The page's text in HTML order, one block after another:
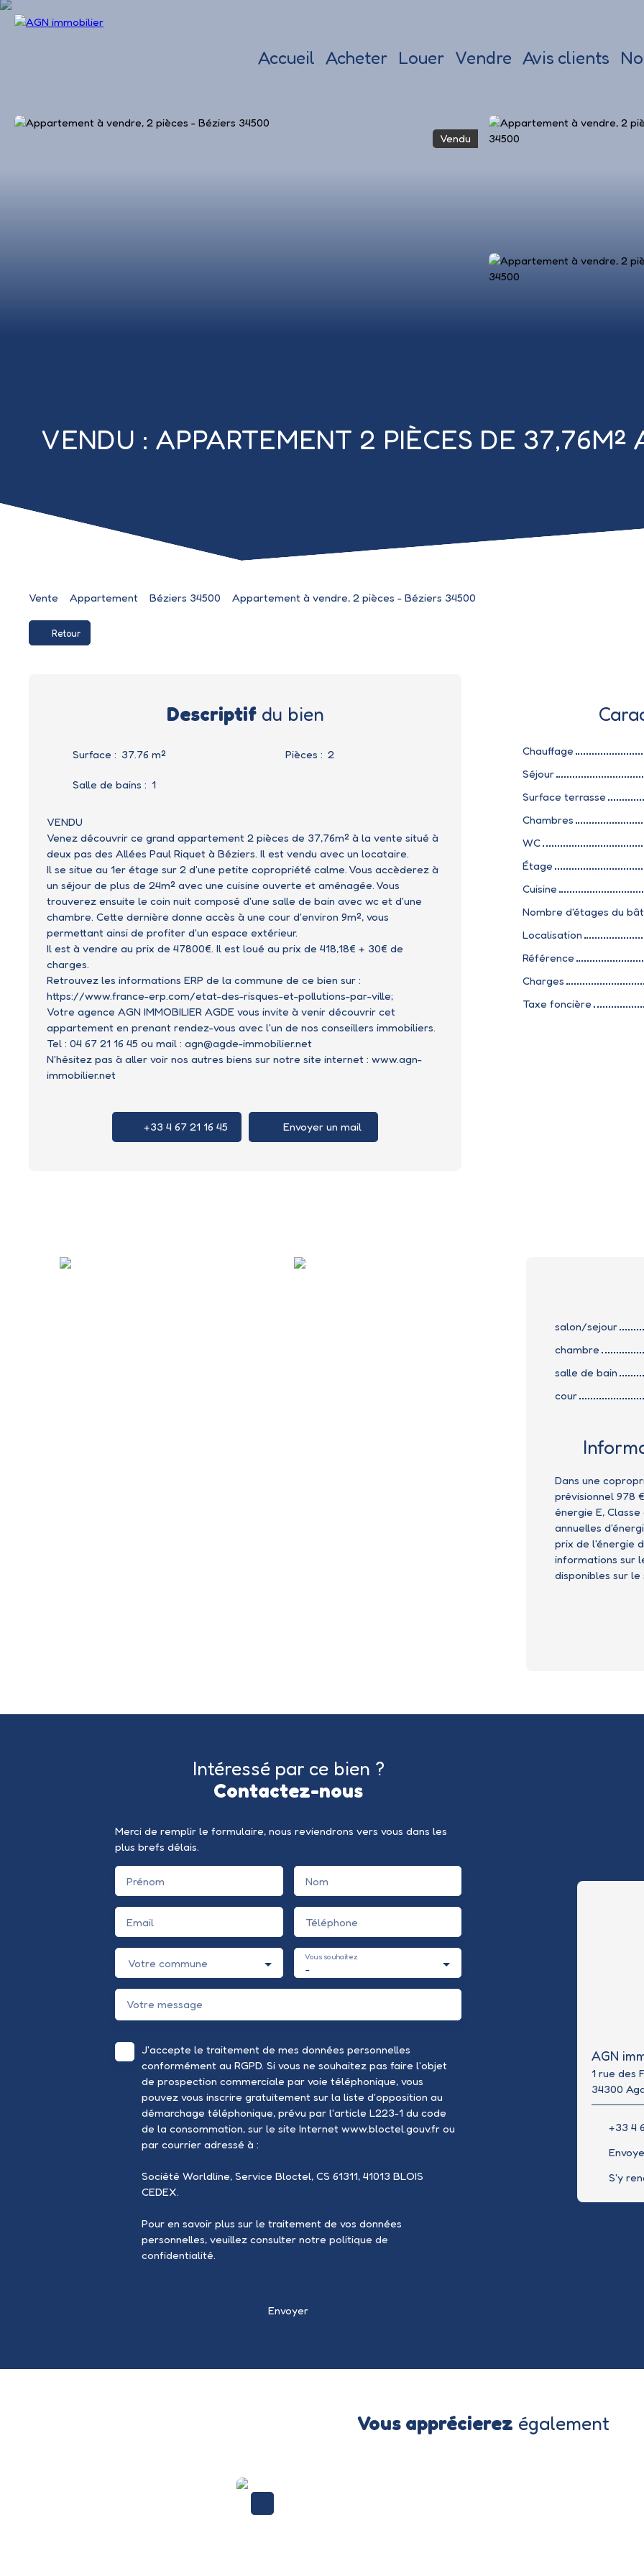
Accueil Acheter Louer Vendre Avis clients
Vendu
VENDU : APPARTEMENT 2 PIÈCES DE 37,76M²
Vente Appartement Béziers 34500 Appartement à vendre, 2 pièces - Béziers 34500
Retour
Descriptifdu bien
Surface : 37.76 m² Pièces : 2
Salle de bains : 1
VENDU
Venez découvrir ce grand appartement 2 pièces de 37,76m² à la vente situé à
deux pas des Allées Paul Riquet à Béziers. Il est vendu avec un locataire.
Il se situe au 1er étage sur 2 d'une petite copropriété calme. Vous accèderez à
un séjour de plus de 24m² avec une cuisine ouverte et aménagée. Vous
trouverez ensuite le coin nuit composé d'une salle de bain avec wc et d'une
chambre. Cette dernière donne accès à une cour d'environ 9m², vous
permettant ainsi de profiter d'un espace extérieur.
Il est à vendre au prix de 47800€. Il est loué au prix de 418,18€ + 30€ de
charges.
Retrouvez les informations ERP de la commune de ce bien sur :
https://www.france-erp.com/etat-des-risques-et-pollutions-par-ville;
Votre agence AGN IMMOBILIER AGDE vous invite à venir découvrir cet
appartement en prenant rendez-vous avec l'un de nos conseillers immobiliers.
Tel : 04 67 21 16 45 ou mail : agn@agde-immobilier.net
N'hésitez pas à aller voir nos autres biens sur notre site internet : www.agn-
immobilier.net
+33 4 67 21 16 45 Envoyer un mail
Chauffage
Séjour
Surface terrasse
Chambres
WC
Étage
Cuisine
Nombre d'étages du
Localisation
Référence
Charges
Taxe foncière
salon/sejour
chambre
salle de bain
cour
Dans une
prévisionnel 978
énergie E,
annuelles
prix de l'énergie
informations sur
disponibles sur le
Intéressé par ce bien ?
Contactez-nous
Merci de remplir le formulaire, nous reviendrons vers vous dans les
plus brefs délais.
Prénom Nom
Email Téléphone
Votre commune -
Vous souhaitez
Votre message
J'accepte le traitement de mes données personnelles
conformément au RGPD. Si vous ne souhaitez pas faire l'objet
de prospection commerciale par voie téléphonique, vous
pouvez vous inscrire gratuitement sur la liste d'opposition au
démarchage téléphonique, prévu par l'article L223-1 du code
de la consommation, sur le site Internet www.bloctel.gouv.fr ou
par courrier adressé à :
Société Worldline, Service Bloctel, CS 61311, 41013 BLOIS
CEDEX.
Pour en savoir plus sur le traitement de vos données
personnelles, veuillez consulter notre politique de
confidentialité.
Envoyer
AGN
1 rue des
34300
+33 4
S'y
Vous apprécierez également